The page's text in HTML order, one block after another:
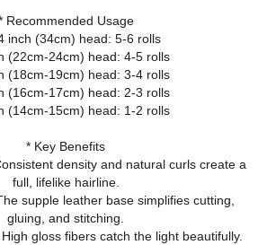
Recommended Usage
inch (34cm) head: 5-6 rolls
(22cm-24cm) head: 4-5 rolls
(18cm-19cm) head: 3-4 rolls
(16cm-17cm) head: 2-3 rolls
(14cm-15cm) head: 1-2 rolls
* Key Benefits
density and natural curls create a
full, lifelike hairline.
supple leather base simplifies cutting,
gluing, and stitching.
gloss fibers catch the light beautifully.